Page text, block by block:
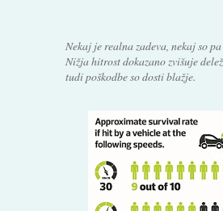
Nekaj je realna zadeva, nekaj so
Nižja hitrost dokazano zvišuje
tudi poškodbe so dosti blažje.